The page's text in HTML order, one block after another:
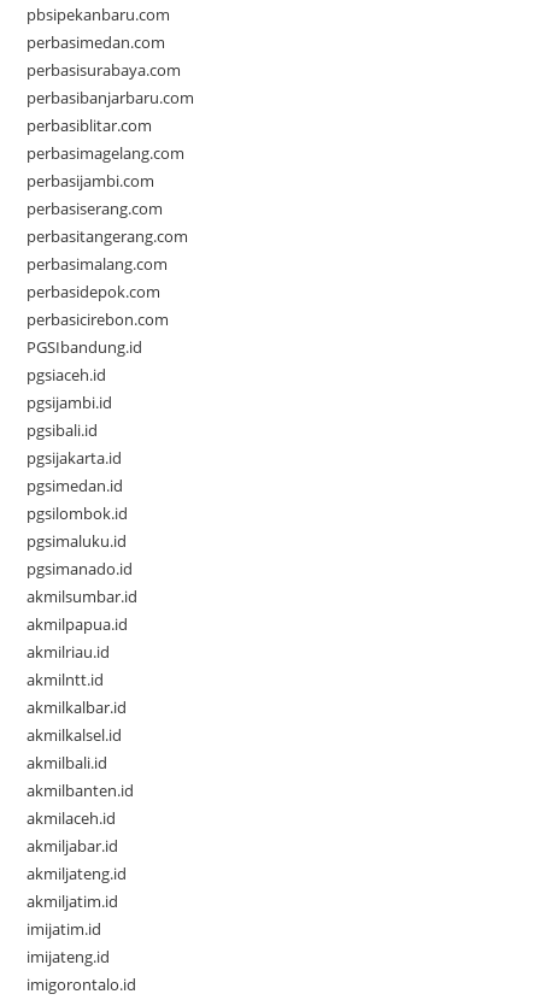
pbsipekanbaru.com
perbasimedan.com
perbasisurabaya.com
perbasibanjarbaru.com
perbasiblitar.com
perbasimagelang.com
perbasijambi.com
perbasiserang.com
perbasitangerang.com
perbasimalang.com
perbasidepok.com
perbasicirebon.com
PGSIbandung.id
pgsiaceh.id
pgsijambi.id
pgsibali.id
pgsijakarta.id
pgsimedan.id
pgsilombok.id
pgsimaluku.id
pgsimanado.id
akmilsumbar.id
akmilpapua.id
akmilriau.id
akmilntt.id
akmilkalbar.id
akmilkalsel.id
akmilbali.id
akmilbanten.id
akmilaceh.id
akmiljabar.id
akmiljateng.id
akmiljatim.id
imijatim.id
imijateng.id
imigorontalo.id